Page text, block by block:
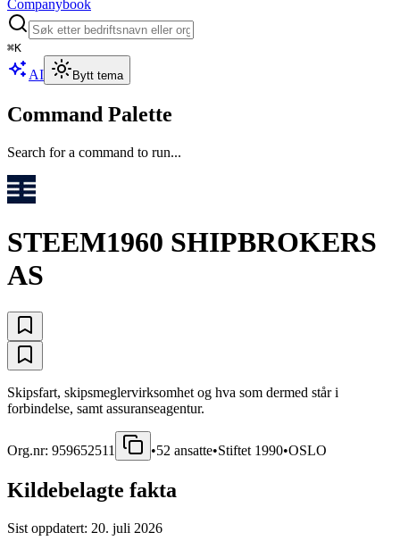
Companybook
⌘K
AI Bytt tema
Command Palette
Search for a command to run...
STEEM1960 SHIPBROKERS
AS
Skipsfart, skipsmeglervirksomhet og hva som dermed står i
forbindelse, samt assuranseagentur.
Org.nr: 959652511 •52 ansatte•Stiftet 1990•OSLO
Kildebelagte fakta
Sist oppdatert: 20. juli 2026